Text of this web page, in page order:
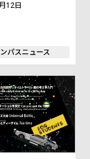
12日
パスニュース